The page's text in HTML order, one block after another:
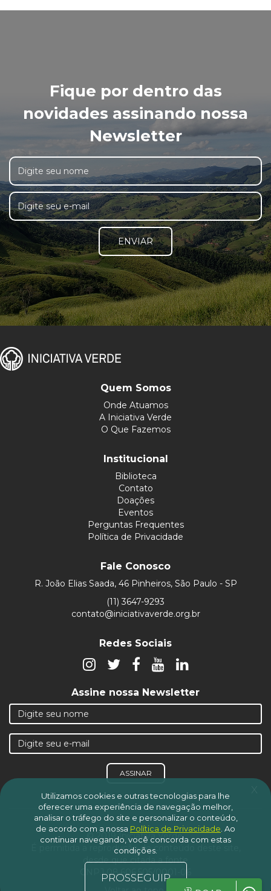
Fique por dentro das
novidades assinando nossa
Newsletter
ENVIAR
Quem Somos
Onde Atuamos
A Iniciativa Verde
O Que Fazemos
Institucional
Biblioteca
Contato
Doações
Eventos
Perguntas Frequentes
Política de Privacidade
Fale Conosco
R. João Elias Saada, 46 Pinheiros, São Paulo - SP
(11) 3647-9293
contato@iniciativaverde.org.br
Redes Sociais
Assine nossa Newsletter
ASSINAR
© 2019 Iniciativa Verde.
É permitida a reprodução do conteúdo deste site,
desde que citada a fonte
CNPJ 08.606.505/0001-06
x
Utilizamos cookies e outras tecnologias para lhe
oferecer uma experiência de navegação melhor,
analisar o tráfego do site e personalizar o conteúdo,
de acordo com a nossa Política de Privacidade Ao
continuar navegando, você concorda com estas
condições.
PROSSEGUIR